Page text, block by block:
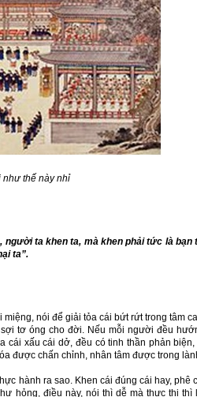
như thế này nhỉ
ta khen ta, mà khen phải tức là bạn
ta”.
nói để giải tỏa cái bứt rứt trong tâm
tơ óng cho đời. Nếu mỗi người đều
cái xấu cái dở, đều có tinh thần phản biện,
được chấn chỉnh, nhân tâm được trong
hành ra sao. Khen cái đúng cái hay, phê
hỏng, điều này, nói thì dễ mà thực thi thì